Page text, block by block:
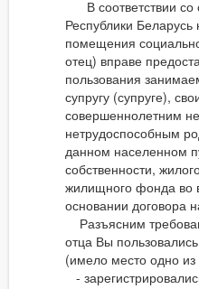
В соответствии со
Республики
помещения
отец) вправе
пользования
супругу (супруге),
совершеннолетним
нетрудоспособным
данном населенном
собственности,
жилищного фонда во
основании договора
Разъясним
отца Вы
(имело место одно из
-